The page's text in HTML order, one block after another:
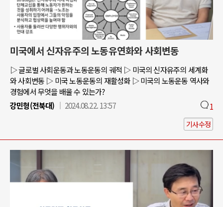
미국에서 신자유주의 노동유연화와 사회변동
▷ 글로벌 사회운동과 노동운동의 궤적 ▷ 미국의 신자유주의 세계화
와 사회변동 ▷ 미국 노동운동의 재활성화 ▷ 미국의 노동운동 역사와
경험에서 무엇을 배울 수 있는가?
강민형(전북대)
2024.08.22. 13:57 1
기사수정